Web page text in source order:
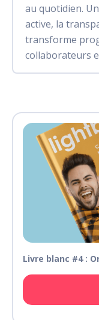
au quotidien.
active, la
transforme
collaborateurs
Livre blanc #4 :